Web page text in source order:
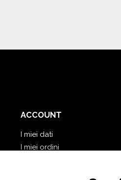
ACCOUNT
I miei dati
I miei ordini